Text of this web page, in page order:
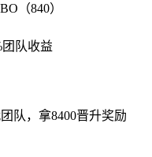
（840）
队收益
队，拿8400晋升奖励